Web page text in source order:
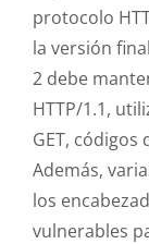
protocolo
la versión
2 debe
HTTP/1.1,
GET, códigos
Además,
los
vulnerables